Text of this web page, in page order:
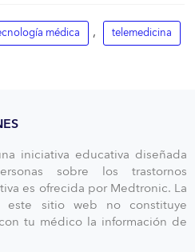
médica , telemedicina
iniciativa educativa diseñada
sobre los trastornos
es ofrecida por Medtronic. La
este sitio web no constituye
tu médico la información de